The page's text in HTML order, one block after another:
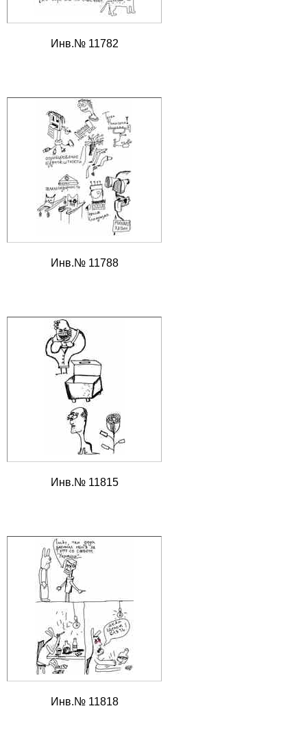
Инв.№ 11782
Инв.№ 11788
Инв.№ 11815
Инв.№ 11818